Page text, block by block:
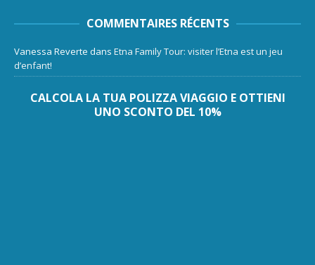
COMMENTAIRES RÉCENTS
Vanessa Reverte dans Etna Family Tour: visiter l’Etna est un jeu
d’enfant!
CALCOLA LA TUA POLIZZA VIAGGIO E OTTIENI
UNO SCONTO DEL 10%